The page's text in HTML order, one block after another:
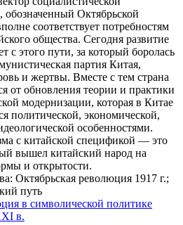
обозначенный Октябрьской
соответствует потребностям
общества. Сегодня развитие
с этого пути, за который боролась
партия Китая,
и жертвы. Вместе с тем страна
от обновления теории и практики
модернизации, которая в Китае
политической, экономической,
особенностями.
с китайской спецификой — это
вышел китайский народ на
и открытости.
Октябрьская революция 1917 г.;
путь
в символической политике
в.